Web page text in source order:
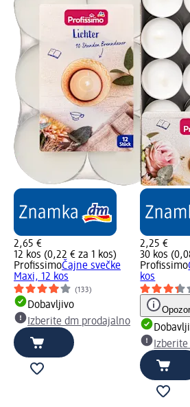
2,65 €
12 kos (0,22 € za 1 kos)
ProfissimoČajne svečke
Maxi, 12 kos
(133)
Dobavljivo
Izberite dm prodajalno
2,25 €
30 kos
Profissimo
kos